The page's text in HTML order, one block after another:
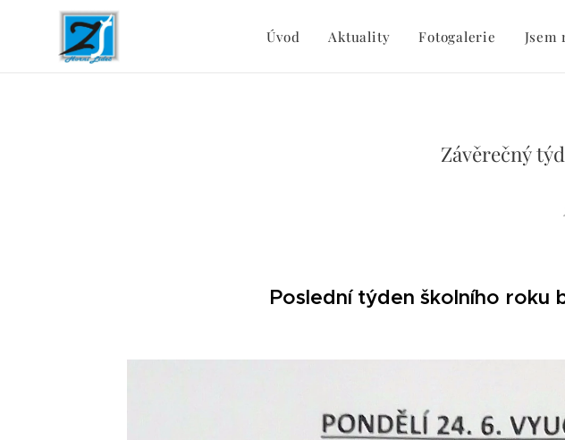
Úvod Aktuality Fotogalerie Jsem
Závěrečný
Poslední týden školního roku